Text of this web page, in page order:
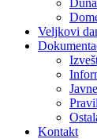
Veljkovi
Kontakt